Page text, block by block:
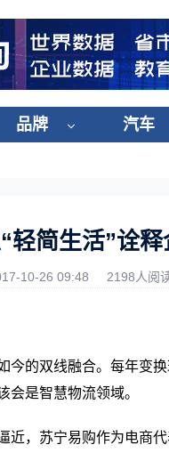
品牌 汽车
轻简生活”诠
10-26 09:48 2198人阅
的双线融合。每年变
会是智慧物流领域。
，苏宁易购作为电商